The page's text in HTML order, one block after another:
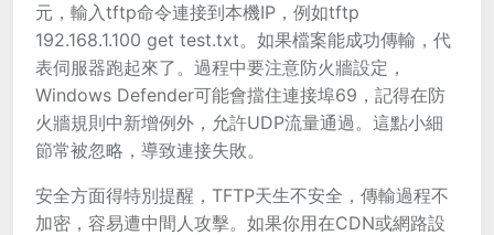
元，輸入tftp命令連接到本機IP，例如tftp
192.168.1.100 get test.txt。如果檔案能成功傳輸，代
表伺服器跑起來了。過程中要注意防火牆設定，
Windows Defender可能會擋住連接埠69，記得在防
火牆規則中新增例外，允許UDP流量通過。這點小細
節常被忽略，導致連接失敗。
安全方面得特別提醒，TFTP天生不安全，傳輸過程不
加密，容易遭中間人攻擊。如果你用在CDN或網路設